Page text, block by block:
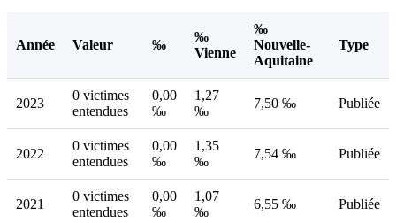
Année Valeur ‰
‰
Vienne
‰
Nouvelle-
Aquitaine
Type
2023
0 victimes
entendues
0,00
‰
1,27
‰
7,50 ‰ Publiée
2022
0 victimes
entendues
0,00
‰
1,35
‰
7,54 ‰ Publiée
2021
0 victimes
entendues
0,00
‰
1,07
‰
6,55 ‰ Publiée